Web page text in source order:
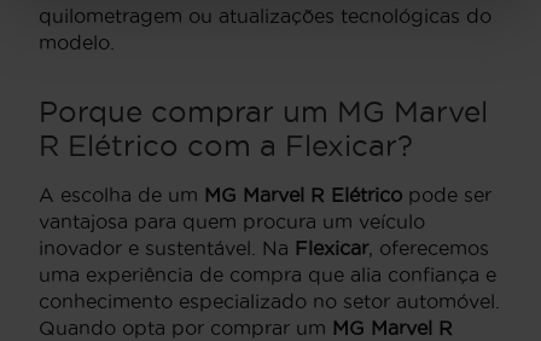
quilometragem ou atualizações tecnológicas do
modelo.
Porque comprar um MG Marvel
R Elétrico com a Flexicar?
A escolha de um MG Marvel R Elétrico pode ser
vantajosa para quem procura um veículo
inovador e sustentável. Na Flexicar, oferecemos
uma experiência de compra que alia confiança e
conhecimento especializado no setor automóvel.
Quando opta por comprar um MG Marvel R